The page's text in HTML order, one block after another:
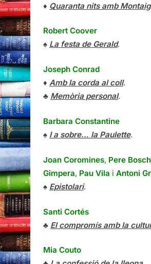
♦ Quaranta nits amb
Robert Coover
♠ La festa de Gerald.
Joseph Conrad
♦ Amb la corda al coll.
♣ Memòria personal.
Barbara Constantine
♠ I a sobre… la Paulette.
Joan Coromines, Pere
Gimpera, Pau Vila i Antoni
♠ Epistolari.
Santi Cortés
♣ El compromís amb la
Mia Couto